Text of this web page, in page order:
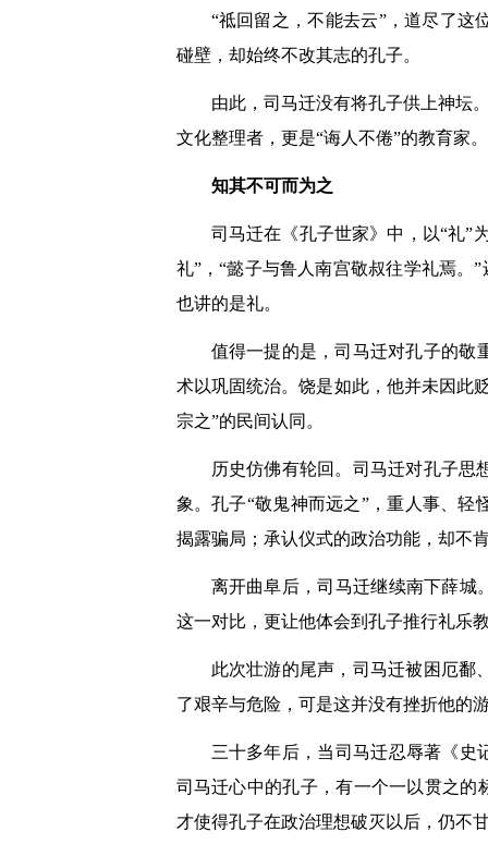
“祗回留之，不能去云”，道尽了这
碰壁，却始终不改其志的孔子。
由此，司马迁没有将孔子供上神坛
文化整理者，更是“诲人不倦”的教育家
知其不可而为之
司马迁在《孔子世家》中，以“礼”
礼”，“懿子与鲁人南宫敬叔往学礼焉。
也讲的是礼。
值得一提的是，司马迁对孔子的
术以巩固统治。饶是如此，他并未因此
宗之”的民间认同。
历史仿佛有轮回。司马迁对孔子思
象。孔子“敬鬼神而远之”，重人事、
揭露骗局；承认仪式的政治功能，却不
离开曲阜后，司马迁继续南下薛城
这一对比，更让他体会到孔子推行礼
此次壮游的尾声，司马迁被困厄鄱
了艰辛与危险，可是这并没有挫折他的
三十多年后，当司马迁忍辱著《史
司马迁心中的孔子，有一个一以贯之
才使得孔子在政治理想破灭以后，仍不